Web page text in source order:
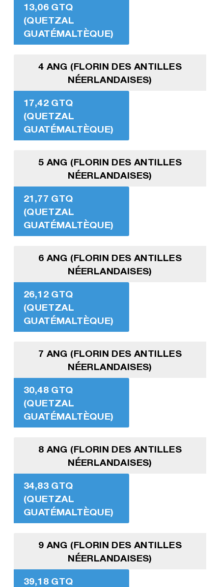
13,06 GTQ
(QUETZAL
GUATÉMALTÈQUE)
4 ANG (FLORIN DES ANTILLES
NÉERLANDAISES)
17,42 GTQ
(QUETZAL
GUATÉMALTÈQUE)
5 ANG (FLORIN DES ANTILLES
NÉERLANDAISES)
21,77 GTQ
(QUETZAL
GUATÉMALTÈQUE)
6 ANG (FLORIN DES ANTILLES
NÉERLANDAISES)
26,12 GTQ
(QUETZAL
GUATÉMALTÈQUE)
7 ANG (FLORIN DES ANTILLES
NÉERLANDAISES)
30,48 GTQ
(QUETZAL
GUATÉMALTÈQUE)
8 ANG (FLORIN DES ANTILLES
NÉERLANDAISES)
34,83 GTQ
(QUETZAL
GUATÉMALTÈQUE)
9 ANG (FLORIN DES ANTILLES
NÉERLANDAISES)
39,18 GTQ